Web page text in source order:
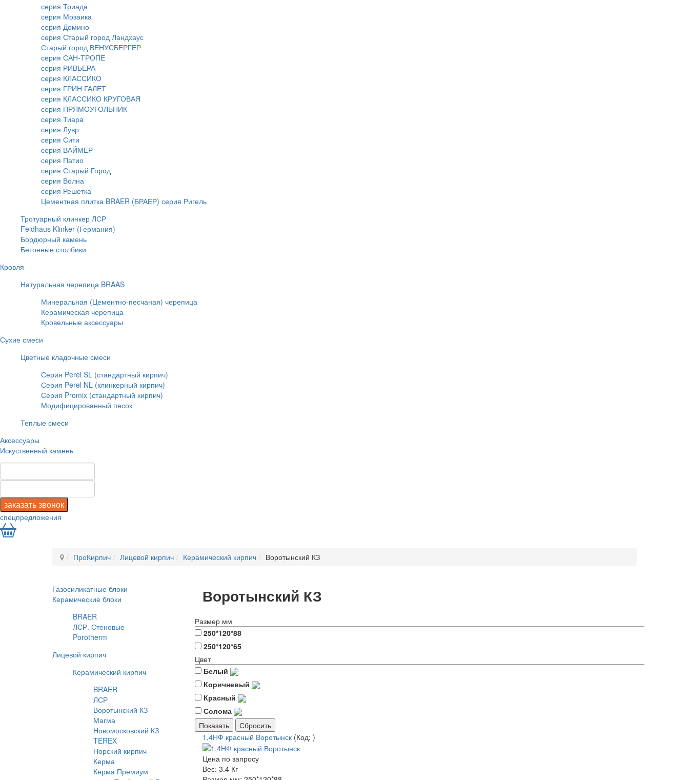
серия Триада
серия Мозаика
серия Домино
серия Старый город Ландхаус
Старый город ВЕНУСБЕРГЕР
серия САН-ТРОПЕ
серия РИВЬЕРА
серия КЛАССИКО
серия ГРИН ГАЛЕТ
серия КЛАССИКО КРУГОВАЯ
серия ПРЯМОУГОЛЬНИК
серия Тиара
серия Лувр
серия Сити
серия ВАЙМЕР
серия Патио
серия Старый Город
серия Волна
серия Решетка
Цементная плитка BRAER (БРАЕР) серия Ригель
Тротуарный клинкер ЛСР
Feldhaus Klinker (Германия)
Бордюрный камень
Бетонные столбики
Кровля
Натуральная черепица BRAAS
Минеральная (Цементно-песчаная) черепица
Керамическая черепица
Кровельные аксессуары
Сухие смеси
Цветные кладочные смеси
Серия Perel SL (стандартный кирпич)
Серия Perel NL (клинкерный кирпич)
Серия Promix (стандартный кирпич)
Модифицированный песок
Теплые смеси
Аксессуары
Искуственный камень
спецпредложения
ПроКирпич Лицевой кирпич Керамический кирпич Воротынский КЗ
Воротынский КЗ
Размер мм
250*120*88
250*120*65
Цвет
Белый
Коричневый
Красный
Солома
Показать
Сбросить
1,4НФ красный Воротынск (Код: )
Цена по запросу
Вес: 3.4 Кг
Газосиликатные блоки
Керамические блоки
BRAER
ЛСР. Стеновые
Porotherm
Лицевой кирпич
Керамический кирпич
BRAER
ЛСР
Воротынский КЗ
Магма
Новомосковский КЗ
TEREX
Норский кирпич
Керма
Керма Премиум